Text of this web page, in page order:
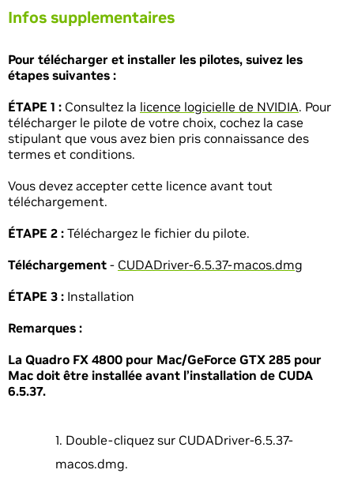
Infos supplementaires
Pour télécharger et installer les pilotes, suivez les
étapes suivantes :
ÉTAPE 1 : Consultez la licence logicielle de NVIDIA. Pour
télécharger le pilote de votre choix, cochez la case
stipulant que vous avez bien pris connaissance des
termes et conditions.
Vous devez accepter cette licence avant tout
téléchargement.
ÉTAPE 2 : Téléchargez le fichier du pilote.
Téléchargement - CUDADriver-6.5.37-macos.dmg
ÉTAPE 3 : Installation
Remarques :
La Quadro FX 4800 pour Mac/GeForce GTX 285 pour
Mac doit être installée avant l’installation de CUDA
6.5.37.
Double-cliquez sur CUDADriver-6.5.37-
macos.dmg.